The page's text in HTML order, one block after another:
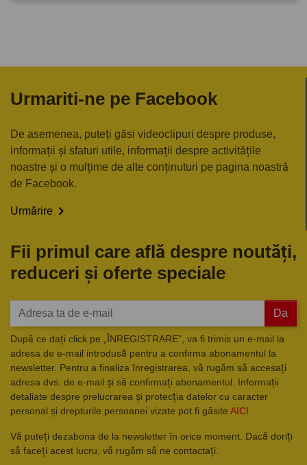
Urmariti-ne pe Facebook
De asemenea, puteți găsi videoclipuri despre produse,
informații și sfaturi utile, informații despre activitățile
noastre și o mulțime de alte conținuturi pe pagina noastră
de Facebook.
Urmărire 
Fii primul care află despre noutăți,
reduceri și oferte speciale
Da
După ce dați click pe „ÎNREGISTRARE”, va fi trimis un e-mail la
adresa de e-mail introdusă pentru a confirma abonamentul la
newsletter. Pentru a finaliza înregistrarea, vă rugăm să accesați
adresa dvs. de e-mail și să confirmați abonamentul. Informații
detaliate despre prelucrarea și protecția datelor cu caracter
personal și drepturile persoanei vizate pot fi găsite AICI
Vă puteți dezabona de la newsletter în orice moment. Dacă doriți
să faceți acest lucru, vă rugăm să ne contactați.